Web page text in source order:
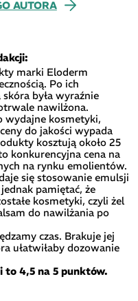
AUTORA
marki Eloderm
Po ich
była wyraźnie
nawilżona.
wydajne kosmetyki,
do jakości wypada
kosztują około 25
konkurencyjna cena na
na rynku emolientów.
się stosowanie emulsji
pamiętać, że
kosmetyki, czyli żel
do nawilżania po
czas. Brakuje jej
ułatwiłaby dozowanie
to 4,5 na 5 punktów.